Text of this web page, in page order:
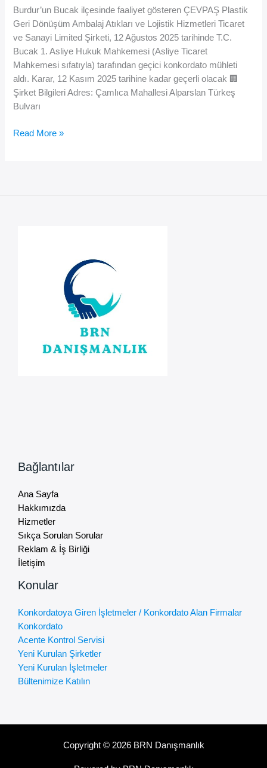
Mühleti
Uzatıldı
Burdur’un Bucak ilçesinde faaliyet gösteren ÇEVPAŞ Plastik
Geri Dönüşüm Ambalaj Atıkları ve Lojistik Hizmetleri Ticaret
ve Sanayi Limited Şirketi, 12 Ağustos 2025 tarihinde T.C.
Bucak 1. Asliye Hukuk Mahkemesi (Asliye Ticaret
Mahkemesi sıfatıyla) tarafından geçici konkordato mühleti
aldı. Karar, 12 Kasım 2025 tarihine kadar geçerli olacak 🏢
Şirket Bilgileri Adres: Çamlıca Mahallesi Alparslan Türkeş
Bulvarı
♻️
Read More »
Bağlantılar
Ana Sayfa
Hakkımızda
Hizmetler
Sıkça Sorulan Sorular
Reklam & İş Birliği
İletişim
Konular
Konkordatoya Giren İşletmeler / Konkordato Alan Firmalar
Konkordato
Acente Kontrol Servisi
Yeni Kurulan Şirketler
Yeni Kurulan İşletmeler
Bültenimize Katılın
Copyright © 2026 BRN Danışmanlık